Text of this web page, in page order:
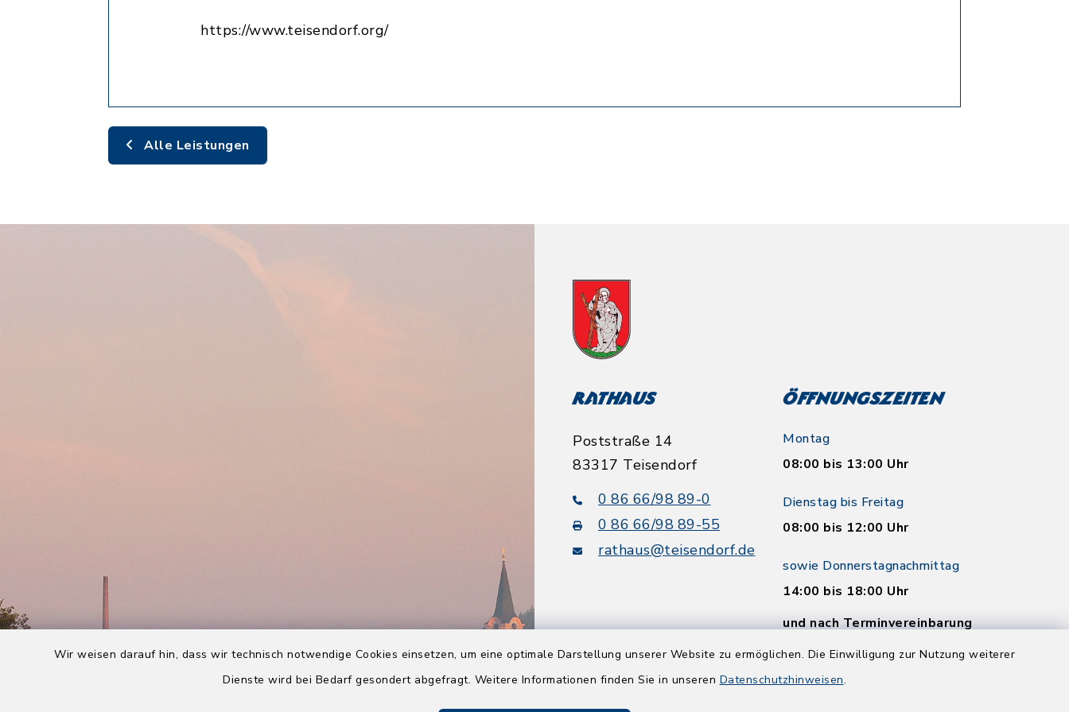
Wir weisen darauf hin, dass wir technisch notwendige Cookies einsetzen, um eine optimale Darstellung unserer Website zu ermöglichen. Die Einwilligung zur Nutzung weiterer
Dienste wird bei Bedarf gesondert abgefragt. Weitere Informationen finden Sie in unseren Datenschutzhinweisen.
https://www.teisendorf.org/
Alle Leistungen
Rathaus
Poststraße 14
83317 Teisendorf
0 86 66/98 89-0
0 86 66/98 89-55
rathaus@teisendorf.de
Öffnungszeiten
Montag
08:00 bis 13:00 Uhr
Dienstag bis Freitag
08:00 bis 12:00 Uhr
sowie Donnerstagnachmittag
14:00 bis 18:00 Uhr
und nach Terminvereinbarung
Quicklinks